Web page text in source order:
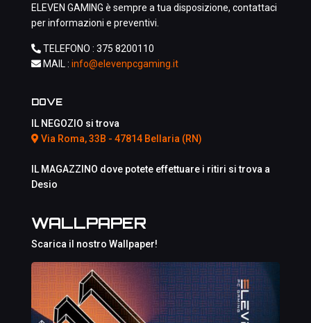
ELEVEN GAMING è sempre a tua disposizione, contattaci
per informazioni e preventivi.
TELEFONO : 375 8200110
MAIL : info@elevenpcgaming.it
DOVE
IL NEGOZIO si trova
Via Roma, 33B - 47814 Bellaria (RN)
IL MAGAZZINO dove potete effettuare i ritiri si trova a
Desio
WALLPAPER
Scarica il nostro Wallpaper!